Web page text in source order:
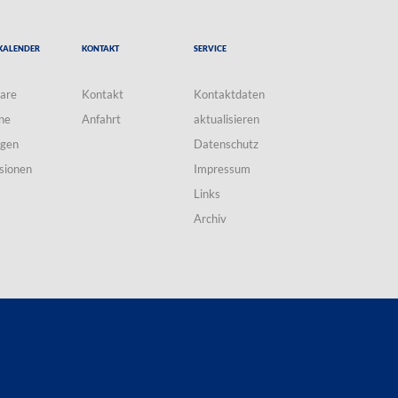
Kontakt
Kontakt
Anfahrt
Service
Kontaktdaten
aktualisieren
Datenschutz
Impressum
Links
Archiv